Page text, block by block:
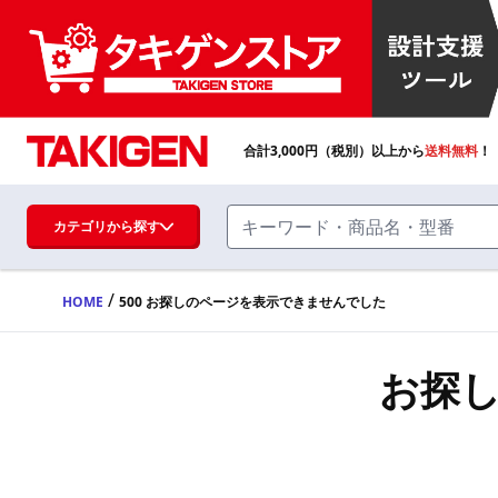
ハンドル・取手・つまみ・周辺機器
FA・A
合計3,000円（税別）以上から送料無料
カテゴリから探す
HOME / 500 お探しのページを表示できませんでした
お探